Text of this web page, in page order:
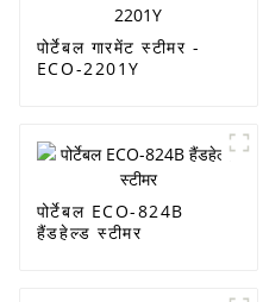
पोर्टेबल गारमेंट स्टीमर -
ECO-2201Y
पोर्टेबल ECO-824B
हैंडहेल्ड स्टीमर